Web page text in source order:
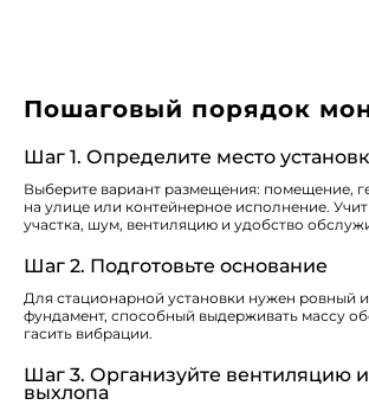
Пошаговый порядок
Шаг 1. Определите место
Выберите вариант размещения: помещение,
на улице или контейнерное исполнение.
участка, шум, вентиляцию и удобство
Шаг 2. Подготовьте основание
Для стационарной установки нужен ровный
фундамент, способный выдерживать массу
гасить вибрации.
Шаг 3. Организуйте вентиляцию
выхлопа